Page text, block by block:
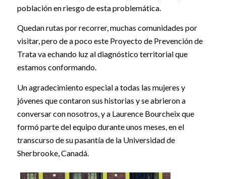
población en riesgo de esta problemática.
Quedan rutas por recorrer, muchas comunidades por
visitar, pero de a poco este Proyecto de Prevención de
Trata va echando luz al diagnóstico territorial que
estamos conformando.
Un agradecimiento especial a todas las mujeres y
jóvenes que contaron sus historias y se abrieron a
conversar con nosotros, y a Laurence Bourcheix que
formó parte del equipo durante unos meses, en el
transcurso de su pasantía de la Universidad de
Sherbrooke, Canadá.